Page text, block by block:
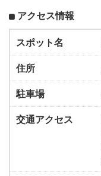
アクセス情報
スポット名
住所
駐車場
交通アクセス